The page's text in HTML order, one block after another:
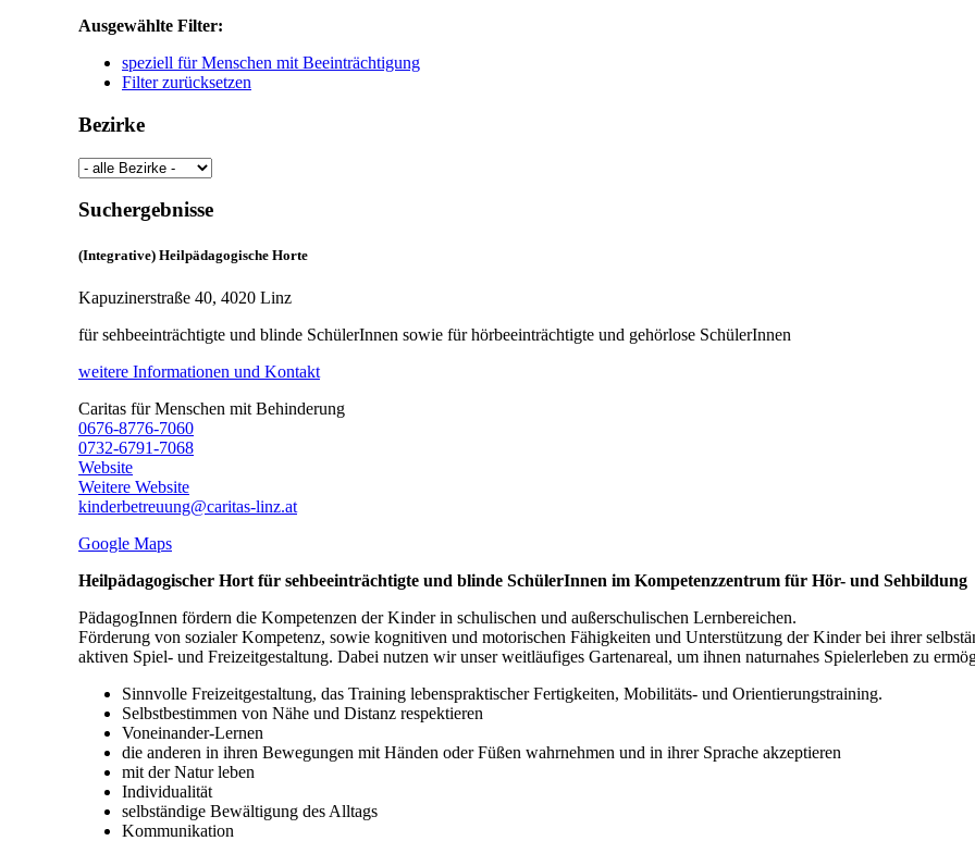
Ausgewählte Filter:
speziell für Menschen mit Beeinträchtigung
Filter zurücksetzen
Bezirke
Suchergebnisse
(Integrative) Heilpädagogische Horte
Kapuzinerstraße 40, 4020 Linz
für sehbeeinträchtigte und blinde SchülerInnen sowie für hörbeeinträchtigte und gehörlose SchülerInnen
weitere Informationen und Kontakt
Caritas für Menschen mit Behinderung
0676-8776-7060
0732-6791-7068
Website
Weitere Website
kinderbetreuung@caritas-linz.at
Google Maps
Heilpädagogischer Hort für sehbeeinträchtigte und blinde SchülerInnen im Kompetenzzentrum für Hör- und Sehbildung
PädagogInnen fördern die Kompetenzen der Kinder in schulischen und außerschulischen Lernbereichen.
Förderung von sozialer Kompetenz, sowie kognitiven und motorischen Fähigkeiten und Unterstützung der Kinder bei ihrer
aktiven Spiel- und Freizeitgestaltung. Dabei nutzen wir unser weitläufiges Gartenareal, um ihnen naturnahes Spielerleben zu
Sinnvolle Freizeitgestaltung, das Training lebenspraktischer Fertigkeiten, Mobilitäts- und Orientierungstraining.
Selbstbestimmen von Nähe und Distanz respektieren
Voneinander-Lernen
die anderen in ihren Bewegungen mit Händen oder Füßen wahrnehmen und in ihrer Sprache akzeptieren
mit der Natur leben
Individualität
selbständige Bewältigung des Alltags
Kommunikation